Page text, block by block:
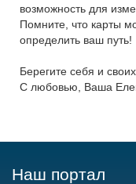
возможность для
Помните, что карты
определить ваш путь!
Берегите себя и
​​​​​​​С любовью, Ваша
Наш портал